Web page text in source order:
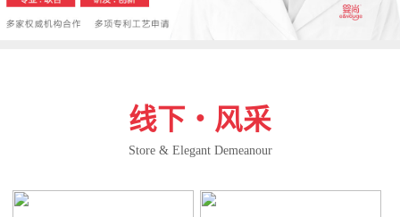
线下・风采
Store & Elegant Demeanour